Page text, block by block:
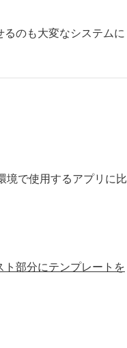
のも大変なシステムに
境で使用するアプリに比
ト部分にテンプレートを